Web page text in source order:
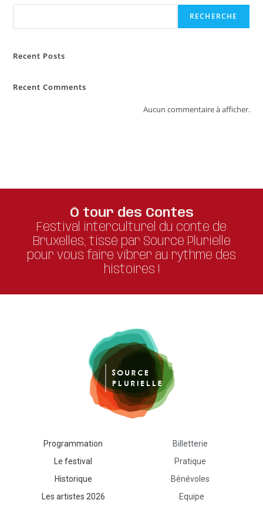
RECHERCHE
Recent Posts
Recent Comments
Aucun commentaire à afficher.
Ô tour des Contes
Festival interculturel du conte de
Bruxelles, tissé par Source Plurielle
pour vous faire vibrer au rythme des
histoires !
Programmation
Le festival
Historique
Les artistes 2026
Billetterie
Pratique
Bénévoles
Equipe